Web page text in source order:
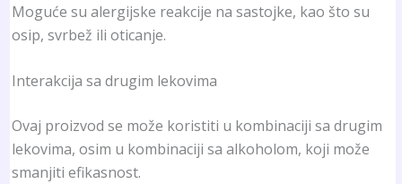
Moguće su alergijske reakcije na sastojke, kao što su
osip, svrbež ili oticanje.
Interakcija sa drugim lekovima
Ovaj proizvod se može koristiti u kombinaciji sa drugim
lekovima, osim u kombinaciji sa alkoholom, koji može
smanjiti efikasnost.